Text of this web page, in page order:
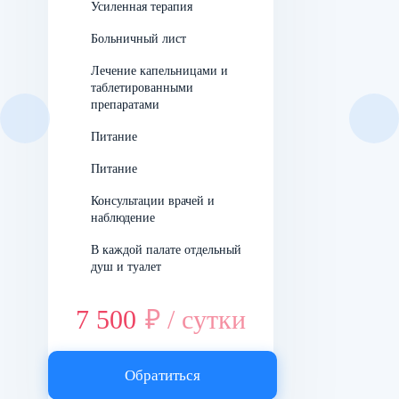
трехнедельным курсом в высокой дозе.
Усиленная терапия
Больничный лист
Лечение капельницами и
таблетированными
препаратами
Питание
Питание
Консультации врачей и
наблюдение
В каждой палате отдельный
душ и туалет
7 500 ₽ / сутки
Обратиться